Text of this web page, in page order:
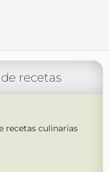
recetas
recetas culinarias